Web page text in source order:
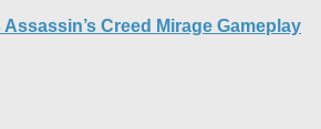
Creed Mirage Gameplay